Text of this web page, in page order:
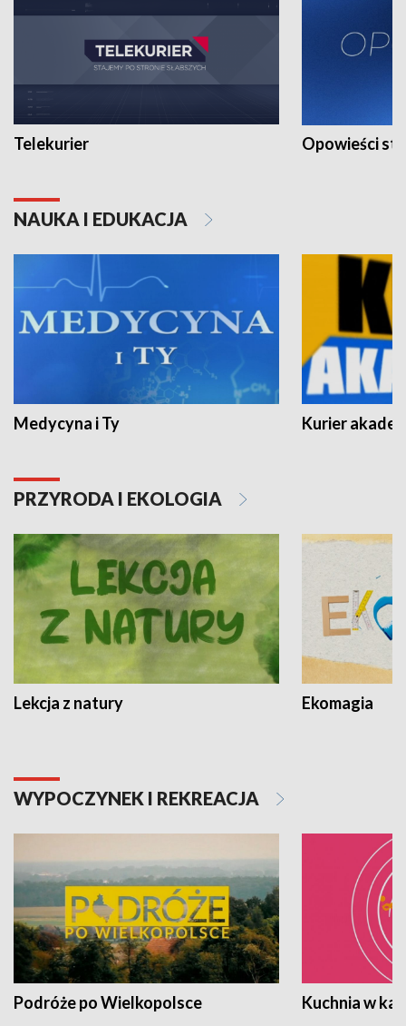
Telekurier Opowieści
NAUKA I EDUKACJA
Medycyna i Ty Kurier
PRZYRODA I EKOLOGIA
Lekcja z natury Ekomagia
WYPOCZYNEK I REKREACJA
Podróże po Wielkopolsce Kuchnia w